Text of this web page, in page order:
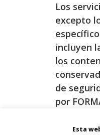
Los
excepto
incluyen
los
de
por
Esta